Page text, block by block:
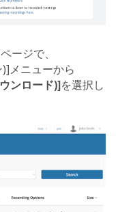
ージで、
メニューから
ンロード)]を選択し